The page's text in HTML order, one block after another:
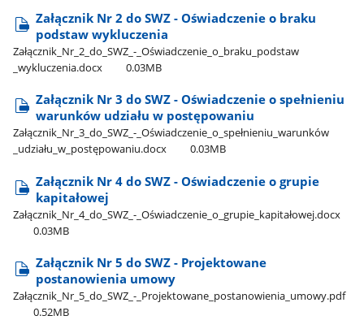
Załącznik Nr 2 do SWZ - Oświadczenie o braku
podstaw wykluczenia
Załącznik​_Nr​_2​_do​_SWZ​_-​_Oświadczenie​_o​_braku​_podstaw​
_wykluczenia.docx
0.03MB
Załącznik Nr 3 do SWZ - Oświadczenie o spełnieniu
warunków udziału w postępowaniu
Załącznik​_Nr​_3​_do​_SWZ​_-​_Oświadczenie​_o​_spełnieniu​_warunków​
_udziału​_w​_postępowaniu.docx
0.03MB
Załącznik Nr 4 do SWZ - Oświadczenie o grupie
kapitałowej
Załącznik​_Nr​_4​_do​_SWZ​_-​_Oświadczenie​_o​_grupie​_kapitałowej.docx
0.03MB
Załącznik Nr 5 do SWZ - Projektowane
postanowienia umowy
Załącznik​_Nr​_5​_do​_SWZ​_-​_Projektowane​_postanowienia​_umowy.pdf
0.52MB